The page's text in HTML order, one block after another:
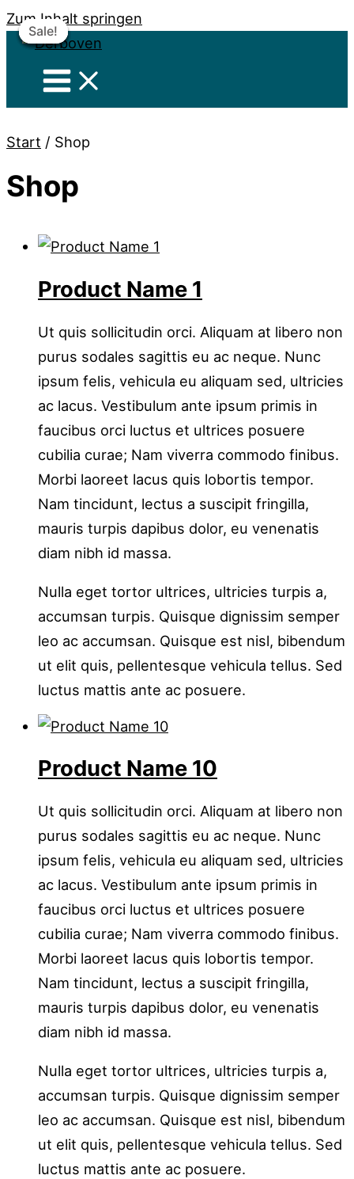
Zum Inhalt springen
Start / Shop
Shop
Sale!
Product Name 1
Ut quis sollicitudin orci. Aliquam at libero non
purus sodales sagittis eu ac neque. Nunc
ipsum felis, vehicula eu aliquam sed, ultricies
ac lacus. Vestibulum ante ipsum primis in
faucibus orci luctus et ultrices posuere
cubilia curae; Nam viverra commodo finibus.
Morbi laoreet lacus quis lobortis tempor.
Nam tincidunt, lectus a suscipit fringilla,
mauris turpis dapibus dolor, eu venenatis
diam nibh id massa.
Nulla eget tortor ultrices, ultricies turpis a,
accumsan turpis. Quisque dignissim semper
leo ac accumsan. Quisque est nisl, bibendum
ut elit quis, pellentesque vehicula tellus. Sed
luctus mattis ante ac posuere.
Sale!
Product Name 10
Ut quis sollicitudin orci. Aliquam at libero non
purus sodales sagittis eu ac neque. Nunc
ipsum felis, vehicula eu aliquam sed, ultricies
ac lacus. Vestibulum ante ipsum primis in
faucibus orci luctus et ultrices posuere
cubilia curae; Nam viverra commodo finibus.
Morbi laoreet lacus quis lobortis tempor.
Nam tincidunt, lectus a suscipit fringilla,
mauris turpis dapibus dolor, eu venenatis
diam nibh id massa.
Nulla eget tortor ultrices, ultricies turpis a,
accumsan turpis. Quisque dignissim semper
leo ac accumsan. Quisque est nisl, bibendum
ut elit quis, pellentesque vehicula tellus. Sed
luctus mattis ante ac posuere.
Sale!
Sale!
Sale!
Sale!